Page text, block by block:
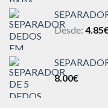
Desde: 4.85
8.00€